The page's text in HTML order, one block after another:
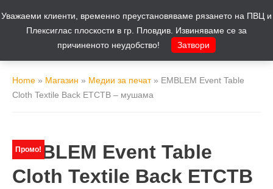
Home » Магазин » Медии за печат» EMBLEM Event Table
Cloth Textile Back ETCTB – мушама
Промо!
EMBLEM Event Table
Cloth Textile Back ETCTB
Уважаеми клиенти, временно преустановяваме рязането на ПВЦ и
Плексиглас плоскости в гр. Пловдив. Извиняваме се за
причиненото неудобство!
Затвори